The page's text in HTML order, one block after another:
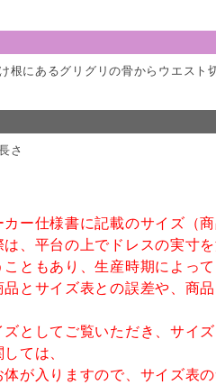
根にあるグリグリの骨からウエスト
さ
ー仕様書に記載のサイズ（
、平台の上でドレスの実寸を
ともあり、生産時期によっ
とサイズ表との誤差や、商
としてご覧いただき、サイ
ては、
が入りますので、サイズ表